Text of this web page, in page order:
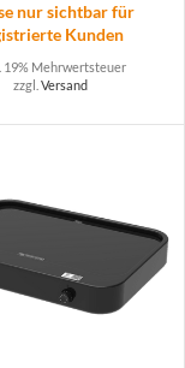
nur sichtbar für
Kunden
19% Mehrwertsteuer
zzgl. Versand